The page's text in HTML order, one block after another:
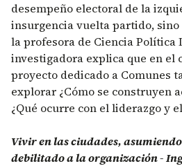
desempeño electoral de la
insurgencia vuelta partido, sino
la profesora de Ciencia Política
investigadora explica que en el
proyecto dedicado a Comunes
explorar ¿Cómo se construyen
¿Qué ocurre con el liderazgo y
Vivir en las ciudades,
debilitado a la organización -